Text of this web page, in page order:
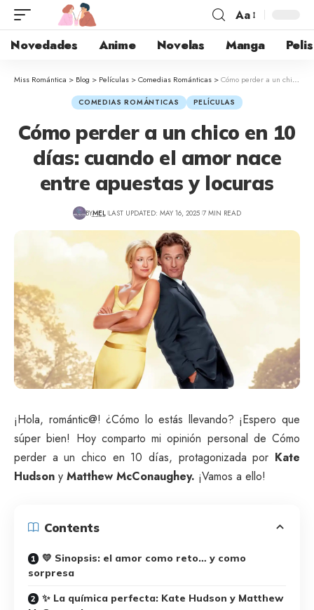
Aa
Novedades Anime Novelas Manga Pelis
Miss Romántica > Blog > Películas >Comedias Románticas >Cómo perder a un chico en 10 días: cuando el amor nace entre apuestas y locuras
COMEDIAS ROMÁNTICAS PELÍCULAS
Cómo perder a un chico en 10
días: cuando el amor nace
entre apuestas y locuras
BYMEL LAST UPDATED: MAY 16, 2025 7 MIN READ
¡Hola, romántic@! ¿Cómo lo estás llevando? ¡Espero que
súper bien! Hoy comparto mi opinión personal de Cómo
perder a un chico en 10 días, protagonizada por Kate
Hudson y Matthew McConaughey. ¡Vamos a ello!
Contents
💛 Sinopsis: el amor como reto… y como
sorpresa
✨ La química perfecta: Kate Hudson y Matthew